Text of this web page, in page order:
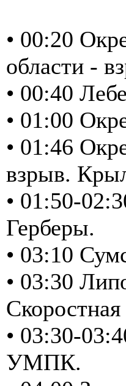
• 00:20
области -
• 00:40
• 01:00
• 01:46
взрыв.
• 01:50-
Герберы.
• 03:10
• 03:30
Скоростная
• 03:30-
УМПК.